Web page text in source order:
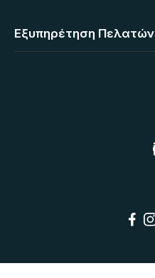
Εξυπηρέτηση Πελατών